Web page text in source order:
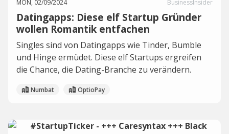
MON, 02/09/2024 BusinessInsider
Datingapps: Diese elf Startup Gründer
wollen Romantik entfachen
Singles sind von Datingapps wie Tinder, Bumble
und Hinge ermüdet. Diese elf Startups ergreifen
die Chance, die Dating-Branche zu verändern.
Numbat OptioPay